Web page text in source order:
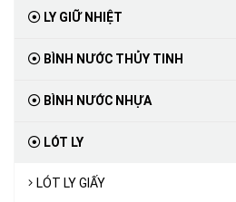
LY GIỮ NHIỆT
BÌNH NƯỚC THỦY TINH
BÌNH NƯỚC NHỰA
LÓT LY
LÓT LY GIẤY